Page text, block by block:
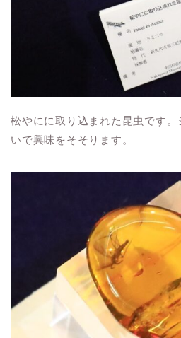
松やにに取り込まれた昆虫です
いで興味をそそります。